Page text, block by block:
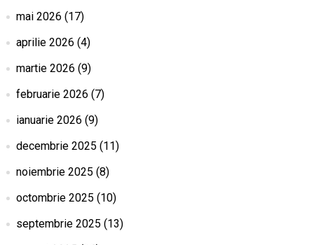
mai 2026 (17)
aprilie 2026 (4)
martie 2026 (9)
februarie 2026 (7)
ianuarie 2026 (9)
decembrie 2025 (11)
noiembrie 2025 (8)
octombrie 2025 (10)
septembrie 2025 (13)